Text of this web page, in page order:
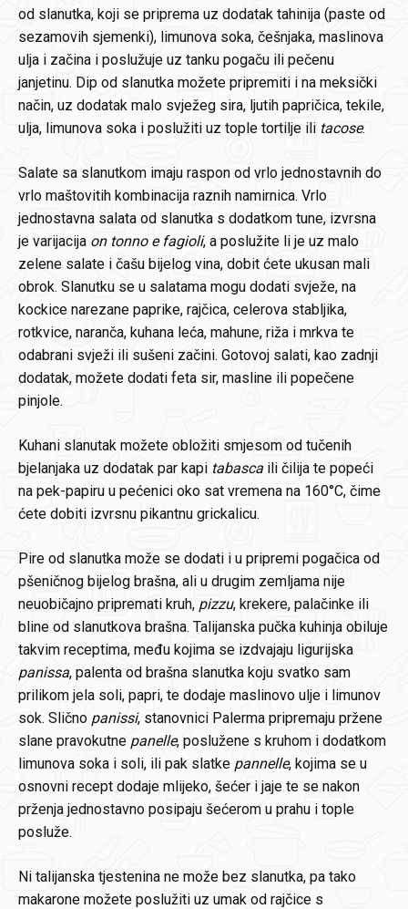
od slanutka, koji se priprema uz dodatak tahinija (paste od
sezamovih sjemenki), limunova soka, češnjaka, maslinova
ulja i začina i poslužuje uz tanku pogaču ili pečenu
janjetinu. Dip od slanutka možete pripremiti i na meksički
način, uz dodatak malo svježeg sira, ljutih papričica, tekile,
ulja, limunova soka i poslužiti uz tople tortilje ili tacose.
Salate sa slanutkom imaju raspon od vrlo jednostavnih do
vrlo maštovitih kombinacija raznih namirnica. Vrlo
jednostavna salata od slanutka s dodatkom tune, izvrsna
je varijacija on tonno e fagioli, a poslužite li je uz malo
zelene salate i čašu bijelog vina, dobit ćete ukusan mali
obrok. Slanutku se u salatama mogu dodati svježe, na
kockice narezane paprike, rajčica, celerova stabljika,
rotkvice, naranča, kuhana leća, mahune, riža i mrkva te
odabrani svježi ili sušeni začini. Gotovoj salati, kao zadnji
dodatak, možete dodati feta sir, masline ili popečene
pinjole.
Kuhani slanutak možete obložiti smjesom od tučenih
bjelanjaka uz dodatak par kapi tabasca ili čilija te popeći
na pek-papiru u pećenici oko sat vremena na 160°C, čime
ćete dobiti izvrsnu pikantnu grickalicu.
Pire od slanutka može se dodati i u pripremi pogačica od
pšeničnog bijelog brašna, ali u drugim zemljama nije
neuobičajno pripremati kruh, pizzu, krekere, palačinke ili
bline od slanutkova brašna. Talijanska pučka kuhinja obiluje
takvim receptima, među kojima se izdvajaju ligurijska
panissa, palenta od brašna slanutka koju svatko sam
prilikom jela soli, papri, te dodaje maslinovo ulje i limunov
sok. Slično panissi, stanovnici Palerma pripremaju pržene
slane pravokutne panelle, poslužene s kruhom i dodatkom
limunova soka i soli, ili pak slatke pannelle, kojima se u
osnovni recept dodaje mlijeko, šećer i jaje te se nakon
prženja jednostavno posipaju šećerom u prahu i tople
posluže.
Ni talijanska tjestenina ne može bez slanutka, pa tako
makarone možete poslužiti uz umak od rajčice s